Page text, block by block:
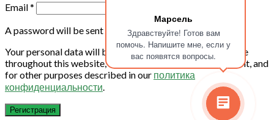
Марсель
Здравствуйте! Готов вам
помочь. Напишите мне, если у
вас появятся вопросы.
Email*
A password will be sent to your email address.
Your personal data will be used to support your experience
throughout this website, to manage access to your account, and
for other purposes described in our политика
конфиденциальности
Регистрация